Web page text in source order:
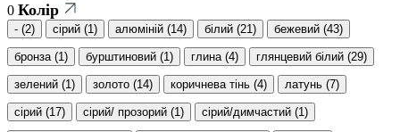
0 Колір
- (2) cірий (1) алюміній (14) білий (21) бежевий (43)
бронза (1) бурштиновий (1) глина (4) глянцевий білий (29)
зелений (1) золото (14) коричнева тінь (4) латунь (7)
сірий (17) сірий/ прозорий (1) сірий/димчастий (1)